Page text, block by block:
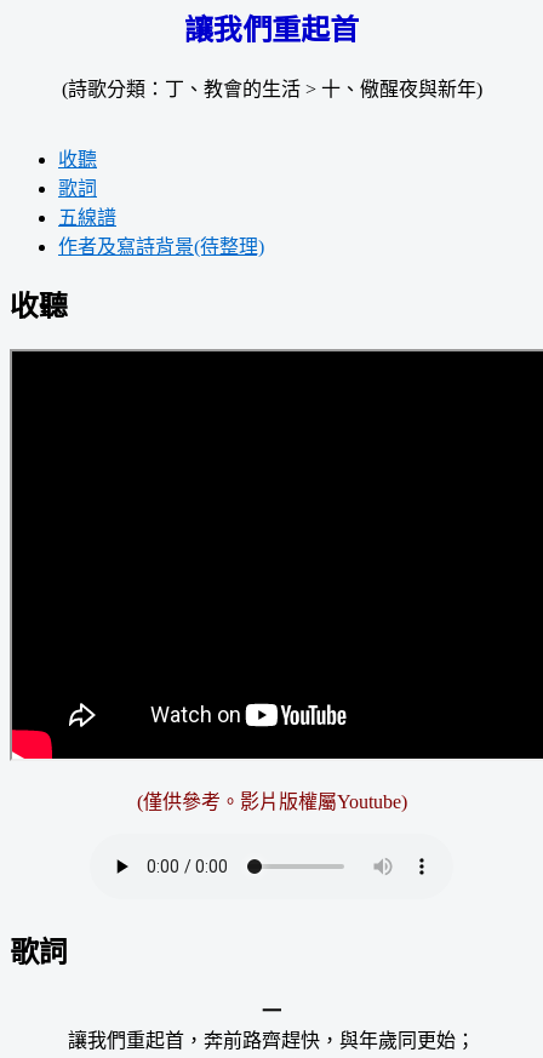
讓我們重起首
(詩歌分類：丁、教會的生活 > 十、儆醒夜與新年)
收聽
歌詞
五線譜
作者及寫詩背景(待整理)
收聽
(僅供參考。影片版權屬Youtube)
歌詞
一
讓我們重起首，奔前路齊趕快，與年歲同更始；